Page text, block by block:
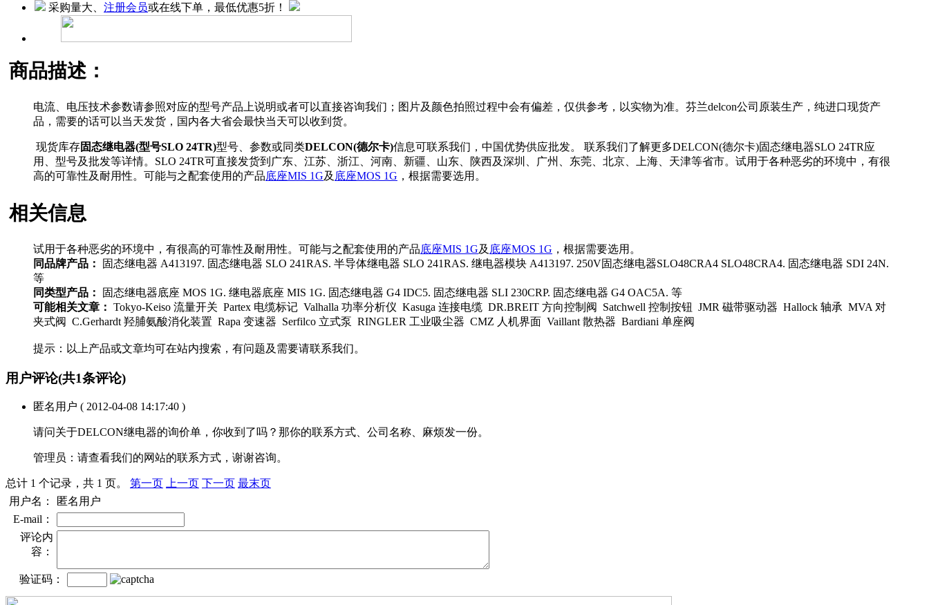
采购量大、 注册会员或在线下单，最低优惠5折！
商品描述：
电流、电压技术参数请参照对应的型号产品上说明或者可以直接咨询我们；图片及颜色拍照过程中会有偏差，仅供参考，以实物为准。芬兰delcon公司原装生产，纯进口现货产
品，需要的话可以当天发货，国内各大省会最快当天可以收到货。
现货库存固态继电器(型号SLO 24TR)型号、参数或同类DELCON(德尔卡)信息可联系我们，中国优势供应批发。 联系我们了解更多DELCON(德尔卡)固态继电器SLO 24TR应
用、型号及批发等详情。SLO 24TR可直接发货到广东、江苏、浙江、河南、新疆、山东、陕西及深圳、广州、东莞、北京、上海、天津等省市。试用于各种恶劣的环境中，有很
高的可靠性及耐用性。可能与之配套使用的产品底座MIS 1G及 底座MOS 1G ，根据需要选用。
相关信息
试用于各种恶劣的环境中，有很高的可靠性及耐用性。可能与之配套使用的产品底座MIS 1G及 底座MOS 1G ，根据需要选用。
同品牌产品：
固态继电器 A413197. 固态继电器 SLO 241RAS. 半导体继电器 SLO 241RAS. 继电器模块 A413197. 250V固态继电器SLO48CRA4 SLO48CRA4. 固态继电器 SDI 24N.
等
同类型产品：
固态继电器底座 MOS 1G. 继电器底座 MIS 1G. 固态继电器 G4 IDC5. 固态继电器 SLI 230CRP. 固态继电器 G4 OAC5A. 等
可能相关文章： Tokyo-Keiso 流量开关 Partex 电缆标记 Valhalla 功率分析仪 Kasuga 连接电缆 DR.BREIT 方向控制阀 Satchwell 控制按钮 JMR 磁带驱动器 Hallock 轴承 MVA 对
夹式阀 C.Gerhardt 羟脯氨酸消化装置 Rapa 变速器 Serfilco 立式泵 RINGLER 工业吸尘器 CMZ 人机界面 Vaillant 散热器 Bardiani 单座阀
提示：以上产品或文章均可在站内搜索，有问题及需要请联系我们。
用户评论(共1条评论)
匿名用户 ( 2012-04-08 14:17:40 )
请问关于DELCON继电器的询价单，你收到了吗？那你的联系方式、公司名称、麻烦发一份。
管理员： 请查看我们的网站的联系方式，谢谢咨询。
总计 1 个记录，共 1 页。 第一页 上一页 下一页 最末页
用户名：
匿名用户
E-mail：
评论内
容：
验证码：